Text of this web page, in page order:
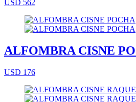
USD 562
ALFOMBRA CISNE
USD 176